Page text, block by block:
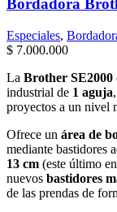
Bordadora
Especiales,
$ 7.000.000
La Brother SE2000
industrial de 1 aguja
proyectos a un nivel
Ofrece un área de
mediante bastidores
13 cm (este último
nuevos bastidores
de las prendas de